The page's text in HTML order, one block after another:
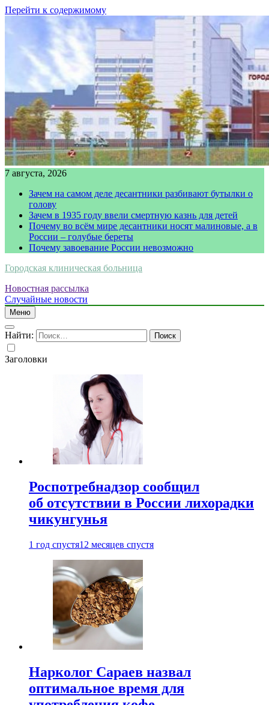
Перейти к содержимому
7 августа, 2026
Зачем на самом деле десантники разбивают бутылки о
голову
Зачем в 1935 году ввели смертную казнь для детей
Почему во всём мире десантники носят малиновые, а в
России – голубые береты
Почему завоевание России невозможно
Городская клиническая больница
Новостная рассылка
Случайные новости
Меню
Найти:
Заголовки
Роспотребнадзор сообщил
об отсутствии в России лихорадки
чикунгунья
1 год спустя12 месяцев спустя
Нарколог Сараев назвал
оптимальное время для